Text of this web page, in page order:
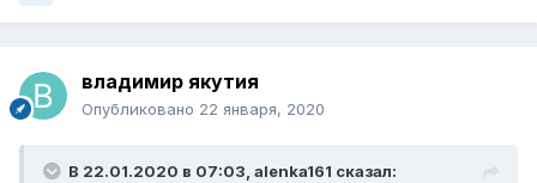
владимир якутия
Опубликовано 22 января, 2020
В 22.01.2020 в 07:03, alenka161 сказал: